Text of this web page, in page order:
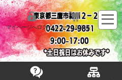
マイページへログイン カートをみる